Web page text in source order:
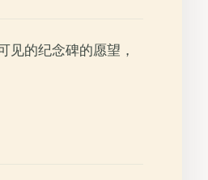
见的纪念碑的愿望，